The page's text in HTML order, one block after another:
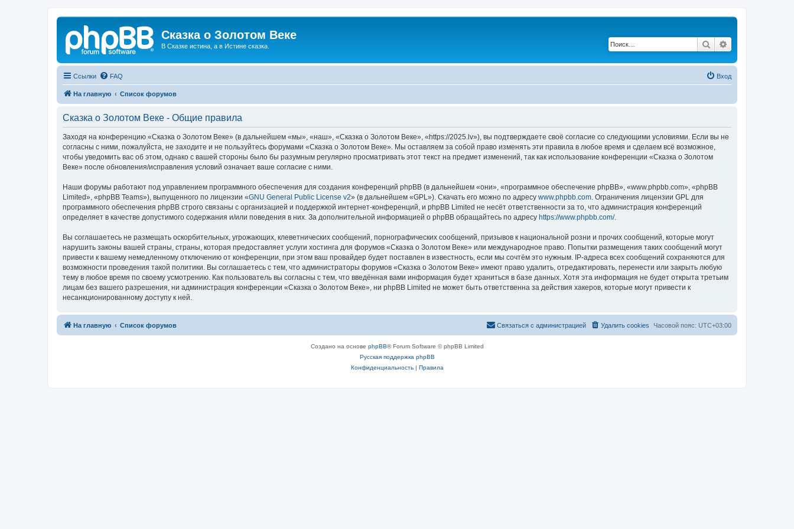
Сказка о Золотом Веке
В Сказке истина, а в Истине сказка. Поиск
Ссылки FAQ Вход
На главную Список форумов
Сказка о Золотом Веке - Общие правила
Заходя на конференцию «Сказка о Золотом Веке» (в дальнейшем «мы», «наш», «Сказка о Золотом Веке», «https://2025.lv»), вы подтверждаете своё согласие со следующими условиями. Если вы не
согласны с ними, пожалуйста, не заходите и не пользуйтесь форумами «Сказка о Золотом Веке». Мы оставляем за собой право изменять эти правила в любое время и сделаем всё возможное,
чтобы уведомить вас об этом, однако с вашей стороны было бы разумным регулярно просматривать этот текст на предмет изменений, так как использование конференции «Сказка о Золотом
Веке» после обновления/исправления условий означает ваше согласие с ними.
Наши форумы работают под управлением программного обеспечения для создания конференций phpBB (в дальнейшем «они», «программное обеспечение phpBB», «www.phpbb.com», «phpBB
Limited», «phpBB Teams»), выпущенного по лицензии «GNU General Public License v2» (в дальнейшем «GPL»). Скачать его можно по адресу www.phpbb.com . Ограничения лицензии GPL для
программного обеспечения phpBB строго связаны с организацией и поддержкой интернет-конференций, и phpBB Limited не несёт ответственности за то, что администрация конференций
определяет в качестве допустимого содержания и/или поведения в них. За дополнительной информацией о phpBB обращайтесь по адресу https://www.phpbb.com/.
Вы соглашаетесь не размещать оскорбительных, угрожающих, клеветнических сообщений, порнографических сообщений, призывов к национальной розни и прочих сообщений, которые могут
нарушить законы вашей страны, страны, которая предоставляет услуги хостинга для форумов «Сказка о Золотом Веке» или международное право. Попытки размещения таких сообщений могут
привести к вашему немедленному отключению от конференции, при этом ваш провайдер будет поставлен в известность, если мы сочтём это нужным. IP-адреса всех сообщений сохраняются для
возможности проведения такой политики. Вы соглашаетесь с тем, что администраторы форумов «Сказка о Золотом Веке» имеют право удалить, отредактировать, перенести или закрыть любую
тему в любое время по своему усмотрению. Как пользователь вы согласны с тем, что введённая вами информация будет храниться в базе данных. Хотя эта информация не будет открыта третьим
лицам без вашего разрешения, ни администрация конференции «Сказка о Золотом Веке», ни phpBB Limited не может быть ответственна за действия хакеров, которые могут привести к
несанкционированному доступу к ней.
На главную Список форумов Часовой пояс: UTC+03:00
Удалить cookies
Связаться с администрацией
Создано на основе phpBB® Forum Software © phpBB Limited
Русская поддержка phpBB
Конфиденциальность| Правила